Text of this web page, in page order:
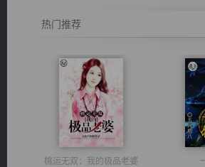
热门推荐
桃运无双：我的极品老婆